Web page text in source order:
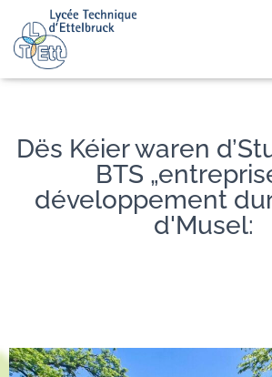
Dës Kéier waren
BTS
développement
d'Musel: